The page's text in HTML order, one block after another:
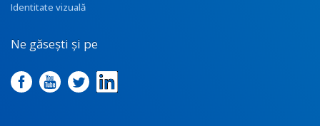
Identitate vizuală
Ne găsești și pe